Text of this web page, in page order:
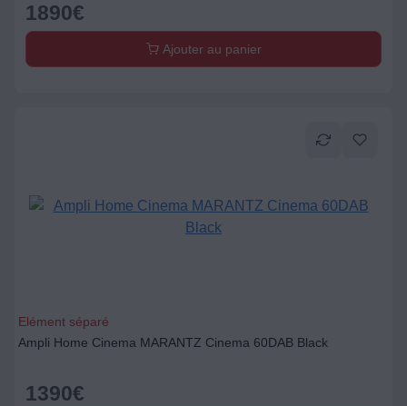
1890€
Ajouter au panier
Elément séparé
Ampli Home Cinema MARANTZ Cinema 60DAB Black
1390€